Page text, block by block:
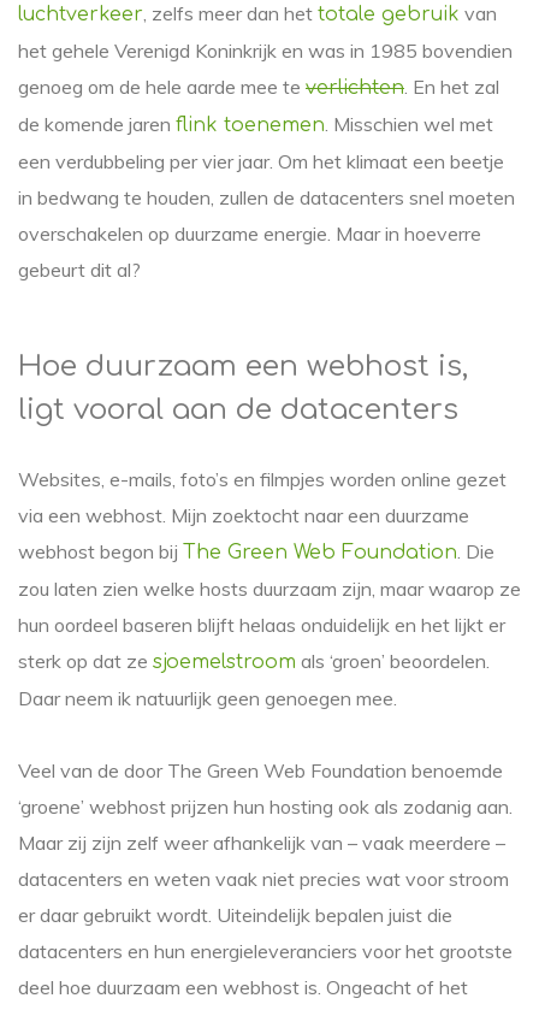
luchtverkeer, zelfs meer dan het totale gebruik van
het gehele Verenigd Koninkrijk en was in 1985 bovendien
genoeg om de hele aarde mee te verlichten. En het zal
de komende jaren flink toenemen. Misschien wel met
een verdubbeling per vier jaar. Om het klimaat een beetje
in bedwang te houden, zullen de datacenters snel moeten
overschakelen op duurzame energie. Maar in hoeverre
gebeurt dit al?
Hoe duurzaam een webhost is,
ligt vooral aan de datacenters
Websites, e-mails, foto’s en filmpjes worden online gezet
via een webhost. Mijn zoektocht naar een duurzame
webhost begon bij The Green Web Foundation. Die
zou laten zien welke hosts duurzaam zijn, maar waarop ze
hun oordeel baseren blijft helaas onduidelijk en het lijkt er
sterk op dat ze sjoemelstroom als ‘groen’ beoordelen.
Daar neem ik natuurlijk geen genoegen mee.
Veel van de door The Green Web Foundation benoemde
‘groene’ webhost prijzen hun hosting ook als zodanig aan.
Maar zij zijn zelf weer afhankelijk van – vaak meerdere –
datacenters en weten vaak niet precies wat voor stroom
er daar gebruikt wordt. Uiteindelijk bepalen juist die
datacenters en hun energieleveranciers voor het grootste
deel hoe duurzaam een webhost is. Ongeacht of het